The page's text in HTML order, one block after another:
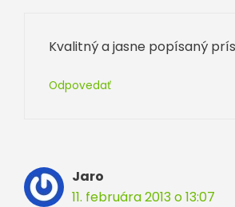
Kvalitný a jasne popísaný
Odpovedať
Jaro
11. februára 2013 o 13:07